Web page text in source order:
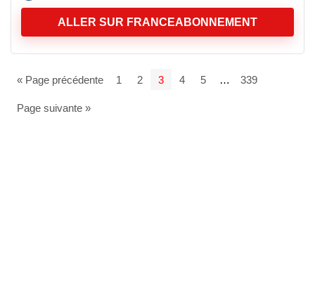
ALLER SUR FRANCEABONNEMENT
« Page précédente 1 2 3 4 5 … 339
Page suivante »